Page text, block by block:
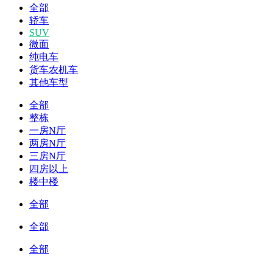
全部
轿车
SUV
微面
纯电车
货车农机车
其他车型
全部
整栋
一房N厅
两房N厅
三房N厅
四房以上
楼中楼
全部
全部
全部